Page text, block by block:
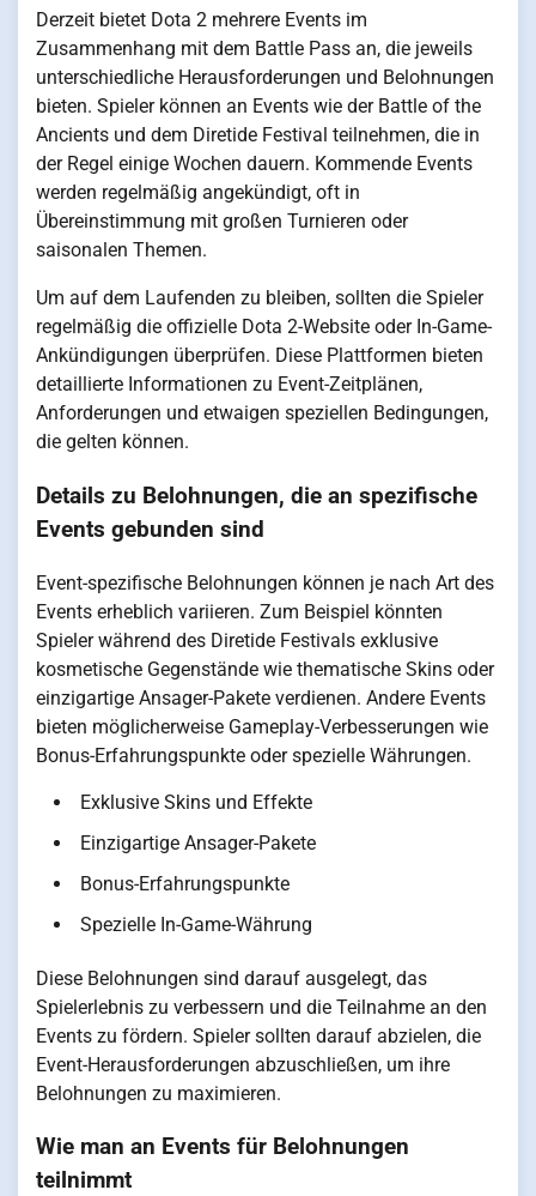
Derzeit bietet Dota 2 mehrere Events im
Zusammenhang mit dem Battle Pass an, die jeweils
unterschiedliche Herausforderungen und Belohnungen
bieten. Spieler können an Events wie der Battle of the
Ancients und dem Diretide Festival teilnehmen, die in
der Regel einige Wochen dauern. Kommende Events
werden regelmäßig angekündigt, oft in
Übereinstimmung mit großen Turnieren oder
saisonalen Themen.
Um auf dem Laufenden zu bleiben, sollten die Spieler
regelmäßig die offizielle Dota 2-Website oder In-Game-
Ankündigungen überprüfen. Diese Plattformen bieten
detaillierte Informationen zu Event-Zeitplänen,
Anforderungen und etwaigen speziellen Bedingungen,
die gelten können.
Details zu Belohnungen, die an spezifische
Events gebunden sind
Event-spezifische Belohnungen können je nach Art des
Events erheblich variieren. Zum Beispiel könnten
Spieler während des Diretide Festivals exklusive
kosmetische Gegenstände wie thematische Skins oder
einzigartige Ansager-Pakete verdienen. Andere Events
bieten möglicherweise Gameplay-Verbesserungen wie
Bonus-Erfahrungspunkte oder spezielle Währungen.
Exklusive Skins und Effekte
Einzigartige Ansager-Pakete
Bonus-Erfahrungspunkte
Spezielle In-Game-Währung
Diese Belohnungen sind darauf ausgelegt, das
Spielerlebnis zu verbessern und die Teilnahme an den
Events zu fördern. Spieler sollten darauf abzielen, die
Event-Herausforderungen abzuschließen, um ihre
Belohnungen zu maximieren.
Wie man an Events für Belohnungen
teilnimmt